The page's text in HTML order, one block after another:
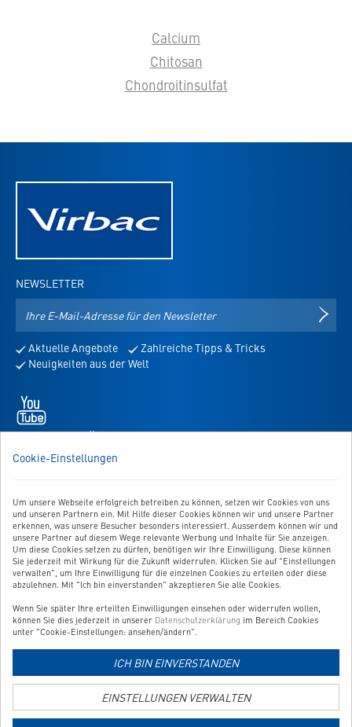
Calcium
Chitosan
Chondroitinsulfat
Cookie-Einstellungen
Um unsere Webseite erfolgreich betreiben zu können, setzen wir Cookies von uns
und unseren Partnern ein. Mit Hilfe dieser Cookies können wir und unsere Partner
erkennen, was unsere Besucher besonders interessiert. Ausserdem können wir und
unsere Partner auf diesem Wege relevante Werbung und Inhalte für Sie anzeigen.
Um diese Cookies setzen zu dürfen, benötigen wir Ihre Einwilligung. Diese können
Sie jederzeit mit Wirkung für die Zukunft widerrufen. Klicken Sie auf "Einstellungen
verwalten", um Ihre Einwilligung für die einzelnen Cookies zu erteilen oder diese
abzulehnen. Mit "Ich bin einverstanden" akzeptieren Sie alle Cookies.
Wenn Sie später Ihre erteilten Einwilligungen einsehen oder widerrufen wollen,
können Sie dies jederzeit in unserer Datenschutzerklärung im Bereich Cookies
unter "Cookie-Einstellungen: ansehen/ändern".
ICH BIN EINVERSTANDEN
EINSTELLUNGEN VERWALTEN
NEWSLETTER
Mail-
Adresse
für
den
Aktuelle Angebote
Zahlreiche Tipps & Tricks
Neuigkeiten aus der Welt
öffnet
neuem
WIR SIND FÜR SIE DA!
Sie haben Fragen, Anregungen oder Ähnliches? Dann schreiben
Zum Kontaktformular
BESTELLUNG WIDERRUFEN
UNSER SERVICE
UNSERE TOP-KATEGORIEN
GEPRÜFTE QUALITÄT
zur